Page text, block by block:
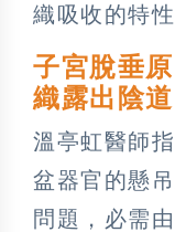
織吸收的特
子宮脫垂
織露出陰道
溫亭虹醫師
盆器官的懸
問題，必需